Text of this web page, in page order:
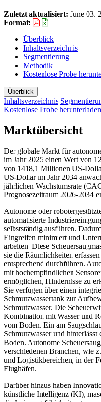
Zuletzt aktualisiert: June 03,
Format:
Überblick
Inhaltsverzeichnis
Segmentierung
Methodik
Kostenlose Probe
Überblick
Inhaltsverzeichnis
Kostenlose Probe herunterladen
Marktübersicht
Der globale Markt für
im Jahr 2025 einen Wert von
von 1418,1 Millionen US-
US-Dollar im Jahr 2034
jährlichen Wachstumsrate
Prognosezeitraum 2026-2034
Autonome oder
automatisierte
selbstständig ausführen.
Eingreifen minimiert und
arbeiten. Diese
sie die Räumlichkeiten
entsprechend durchführen.
mit hochempfindlichen
ermöglichen, Hindernisse zu
Sie verfügen über einen
Schmutzwassertank zur
Schmutzwasser. Die
Kombination mit Wasser und
vom Boden. Ein am
Schmutzwasser und hinterlässt
Boden. Autonome
verschiedenen Branchen, wie
und Logistikbereichen, in der
Flughäfen.
Darüber hinaus haben
künstliche Intelligenz (KI),